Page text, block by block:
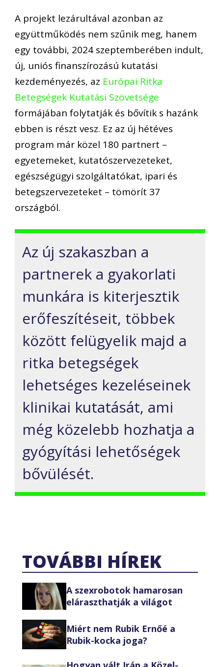
A projekt lezárultával azonban az
együttműködés nem szűnik meg, hanem
egy további, 2024 szeptemberében indult,
új, uniós finanszírozású kutatási
kezdeményezés, az Európai Ritka
Betegségek Kutatási Szövetsége
formájában folytatják és bővítik s hazánk
ebben is részt vesz. Ez az új hétéves
program már közel 180 partnert –
egyetemeket, kutatószervezeteket,
egészségügyi szolgáltatókat, ipari és
betegszervezeteket – tömörít 37
országból.
Az új szakaszban a
partnerek a gyakorlati
munkára is kiterjesztik
erőfeszítéseit, többek
között felügyelik majd a
ritka betegségek
lehetséges kezeléseinek
klinikai kutatását, ami
még közelebb hozhatja a
gyógyítási lehetőségek
bővülését.
TOVÁBBI HÍREK
A szexrobotok hamarosan
eláraszthatják a világot
Miért nem Rubik Ernőé a
Rubik-kocka joga?